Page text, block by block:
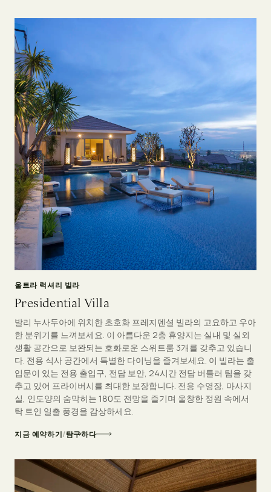
울트라 럭셔리 빌라
Presidential Villa
발리 누사두아에 위치한 초호화 프레지덴셜 빌라의 고요하고 우아
한 분위기를 느껴보세요. 이 아름다운 2층 휴양지는 실내 및 실외
생활 공간으로 보완되는 호화로운 스위트룸 3개를 갖추고 있습니
다. 전용 식사 공간에서 특별한 다이닝을 즐겨보세요. 이 빌라는 출
입문이 있는 전용 출입구, 전담 보안, 24시간 전담 버틀러 팀을 갖
추고 있어 프라이버시를 최대한 보장합니다. 전용 수영장, 마사지
실, 인도양의 숨막히는 180도 전망을 즐기며 울창한 정원 속에서
탁 트인 일출 풍경을 감상하세요.
지금 예약하기/탐구하다